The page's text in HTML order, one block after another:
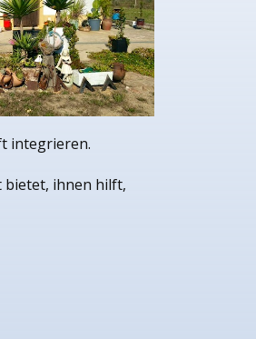
integrieren.
bietet, ihnen hilft,